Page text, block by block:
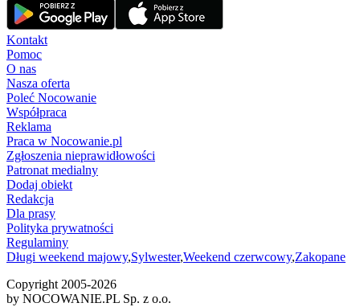
Kontakt
Pomoc
O nas
Nasza oferta
Poleć Nocowanie
Współpraca
Reklama
Praca w Nocowanie.pl
Zgłoszenia nieprawidłowości
Patronat medialny
Dodaj obiekt
Redakcja
Dla prasy
Polityka prywatności
Regulaminy
Długi weekend majowy,Sylwester,Weekend czerwcowy,Zakopane
Copyright 2005-2026
by NOCOWANIE.PL Sp. z o.o.